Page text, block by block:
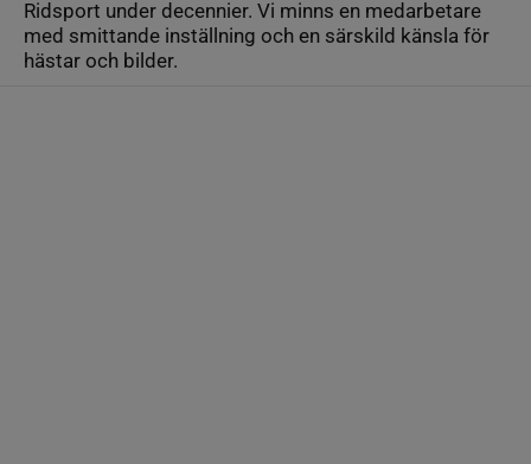
Ridsport under decennier. Vi minns en medarbetare
med smittande inställning och en särskild känsla för
hästar och bilder.